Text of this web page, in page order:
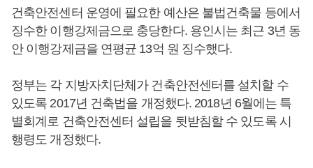
건축안전센터 운영에 필요한 예산은 불법건축물 등에서
징수한 이행강제금으로 충당한다. 용인시는 최근 3년 동
안 이행강제금을 연평균 13억 원 징수했다.
정부는 각 지방자치단체가 건축안전센터를 설치할 수
있도록 2017년 건축법을 개정했다. 2018년 6월에는 특
별회계로 건축안전센터 설립을 뒷받침할 수 있도록 시
행령도 개정했다.